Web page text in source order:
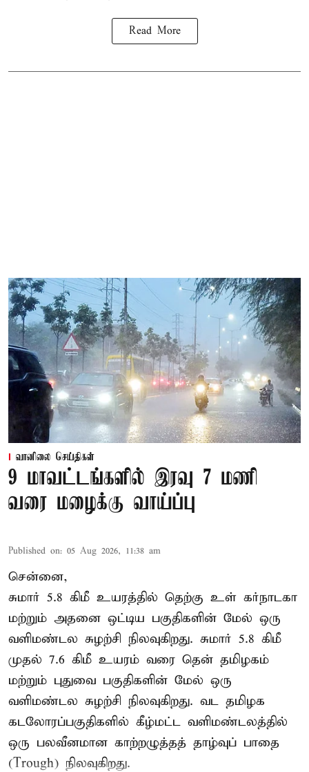
Read More
வானிலை செய்திகள்
9 மாவட்டங்களில் இரவு 7 மணி
வரை மழைக்கு வாய்ப்பு
Published on: 05 Aug 2026, 11:38 am
சென்னை,
சுமார் 5.8 கிமீ உயரத்தில் தெற்கு உள் கர்நாடகா
மற்றும் அதனை ஒட்டிய பகுதிகளின் மேல் ஒரு
வளிமண்டல சுழற்சி நிலவுகிறது. சுமார் 5.8 கிமீ
முதல் 7.6 கிமீ உயரம் வரை தென் தமிழகம்
மற்றும் புதுவை பகுதிகளின் மேல் ஒரு
வளிமண்டல சுழற்சி நிலவுகிறது. வட தமிழக
கடலோரப்பகுதிகளில் கீழ்மட்ட வளிமண்டலத்தில்
ஒரு பலவீனமான காற்றழுத்தத் தாழ்வுப் பாதை
(Trough) நிலவுகிறது.